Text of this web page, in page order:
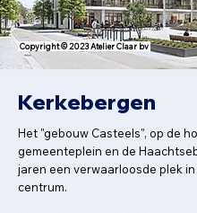
Copyright © 2023 Atelier Claar bv
Kerkebergen
Het "gebouw Casteels", op de
gemeenteplein en de
jaren een verwaarloosde plek in
centrum.